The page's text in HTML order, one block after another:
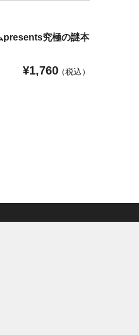
presents究極の謎本
¥1,760 税込